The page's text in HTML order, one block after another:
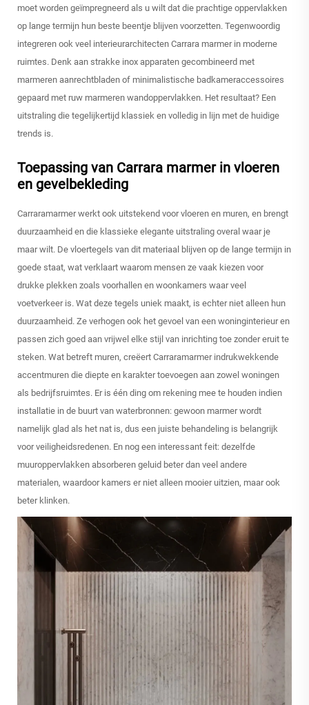
moet worden geïmpregneerd als u wilt dat die prachtige oppervlakken
op lange termijn hun beste beentje blijven voorzetten. Tegenwoordig
integreren ook veel interieurarchitecten Carrara marmer in moderne
ruimtes. Denk aan strakke inox apparaten gecombineerd met
marmeren aanrechtbladen of minimalistische badkameraccessoires
gepaard met ruw marmeren wandoppervlakken. Het resultaat? Een
uitstraling die tegelijkertijd klassiek en volledig in lijn met de huidige
trends is.
Toepassing van Carrara marmer in vloeren
en gevelbekleding
Carraramarmer werkt ook uitstekend voor vloeren en muren, en brengt
duurzaamheid en die klassieke elegante uitstraling overal waar je
maar wilt. De vloertegels van dit materiaal blijven op de lange termijn in
goede staat, wat verklaart waarom mensen ze vaak kiezen voor
drukke plekken zoals voorhallen en woonkamers waar veel
voetverkeer is. Wat deze tegels uniek maakt, is echter niet alleen hun
duurzaamheid. Ze verhogen ook het gevoel van een woninginterieur en
passen zich goed aan vrijwel elke stijl van inrichting toe zonder eruit te
steken. Wat betreft muren, creëert Carraramarmer indrukwekkende
accentmuren die diepte en karakter toevoegen aan zowel woningen
als bedrijfsruimtes. Er is één ding om rekening mee te houden indien
installatie in de buurt van waterbronnen: gewoon marmer wordt
namelijk glad als het nat is, dus een juiste behandeling is belangrijk
voor veiligheidsredenen. En nog een interessant feit: dezelfde
muuroppervlakken absorberen geluid beter dan veel andere
materialen, waardoor kamers er niet alleen mooier uitzien, maar ook
beter klinken.